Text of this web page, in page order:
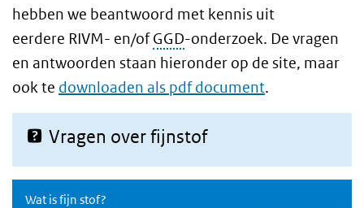
hebben we beantwoord met kennis uit
eerdere RIVM- en/ofGGD-onderzoek. De vragen
en antwoorden staan hieronder op de site, maar
ook te downloaden als pdf document.
Vragen over fijnstof
Wat is fijn stof?